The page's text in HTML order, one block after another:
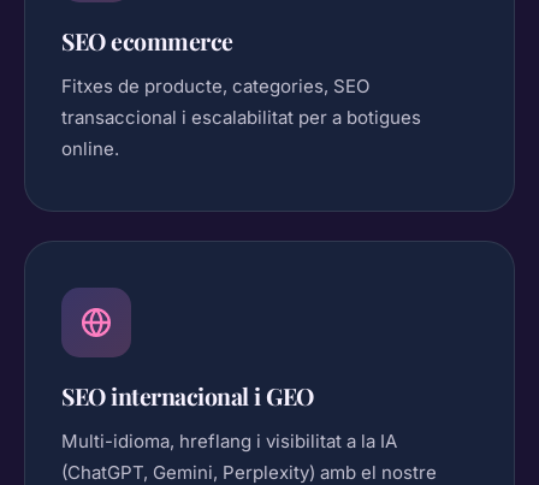
SEO ecommerce
Fitxes de producte, categories, SEO
transaccional i escalabilitat per a botigues
online.
SEO internacional i GEO
Multi-idioma, hreflang i visibilitat a la IA
(ChatGPT, Gemini, Perplexity) amb el nostre